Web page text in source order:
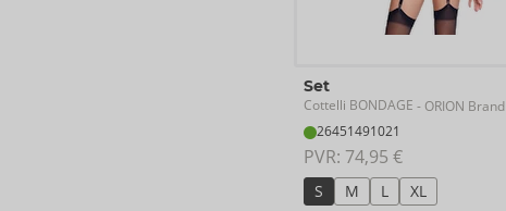
Set
Cottelli BONDAGE - ORION Brand
26451491021
PVR: 74,95 €
S M L XL